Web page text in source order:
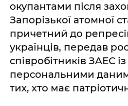
окупантами після
Запорізької атомної
причетний до
українців, передав
співробітників ЗАЕС із
персональними
тих, хто має